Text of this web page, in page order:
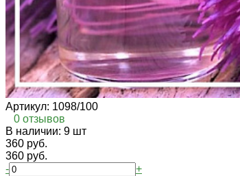
Артикул: 1098/100
0 отзывов
В наличии: 9 шт
360 руб.
360 руб.
-
+